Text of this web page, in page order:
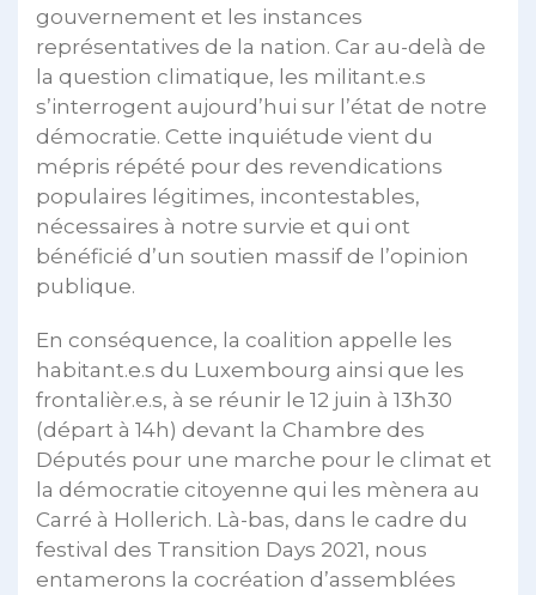
gouvernement et les instances
représentatives de la nation. Car au-delà de
la question climatique, les militant.e.s
s’interrogent aujourd’hui sur l’état de notre
démocratie. Cette inquiétude vient du
mépris répété pour des revendications
populaires légitimes, incontestables,
nécessaires à notre survie et qui ont
bénéficié d’un soutien massif de l’opinion
publique.
En conséquence, la coalition appelle les
habitant.e.s du Luxembourg ainsi que les
frontalièr.e.s, à se réunir le 12 juin à 13h30
(départ à 14h) devant la Chambre des
Députés pour une marche pour le climat et
la démocratie citoyenne qui les mènera au
Carré à Hollerich. Là-bas, dans le cadre du
festival des Transition Days 2021, nous
entamerons la cocréation d’assemblées